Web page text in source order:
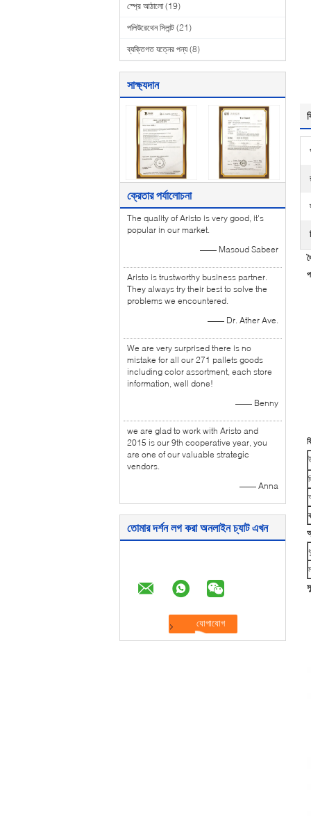
স্প্রে আঠালো (19)
পলিউরেথেন সিলান্ট (21)
ব্যক্তিগত যত্নের পন্য (8)
সাক্ষ্যদান
ক্রেতার পর্যালোচনা
The quality of Aristo is very good, it's
popular in our market.
—— Masoud Sabeer
Aristo is trustworthy business partner.
They always try their best to solve the
problems we encountered.
—— Dr. Ather Ave.
We are very surprised there is no
mistake for all our 271 pallets goods
including color assortment, each store
information, well done!
—— Benny
we are glad to work with Aristo and
2015 is our 9th cooperative year, you
are one of our valuable strategic
vendors.
—— Anna
তোমার দর্শন লগ করা অনলাইন চ্যাট এখন